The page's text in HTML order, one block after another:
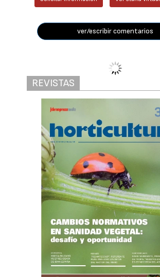
ver/escribir comentarios
REVISTAS